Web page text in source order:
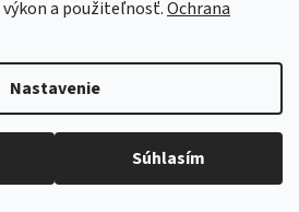
a použiteľnosť.Ochrana
Nastavenie
Súhlasím
osobne v predajni SELEKTRA,
tel.: 038/7490000. Všetok tovar je